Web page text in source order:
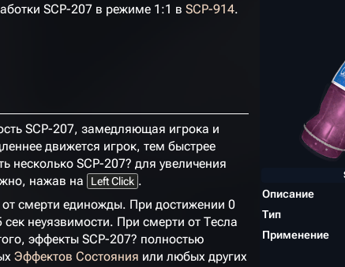
Описание
Тип
Применение
SCP-207 в режиме 1:1 в SCP-914.
SCP-207, замедляющая игрока и
движется игрок, тем быстрее
несколько SCP-207? для увеличения
нажав на
Left Click .
от смерти единожды. При достижении 0
неуязвимости. При смерти от Тесла
эффекты SCP-207? полностью
Эффектов Состояния или любых других